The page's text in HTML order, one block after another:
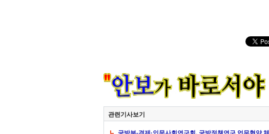
관련기사보기